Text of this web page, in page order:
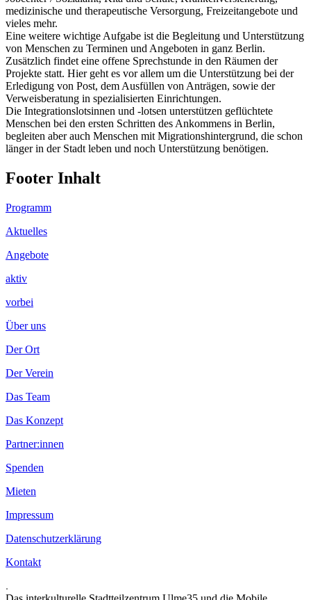
medizinische und therapeutische Versorgung, Freizeitangebote und
vieles mehr.
Eine weitere wichtige Aufgabe ist die Begleitung und Unterstützung
von Menschen zu Terminen und Angeboten in ganz Berlin.
Zusätzlich findet eine offene Sprechstunde in den Räumen der
Projekte statt. Hier geht es vor allem um die Unterstützung bei der
Erledigung von Post, dem Ausfüllen von Anträgen, sowie der
Verweisberatung in spezialisierten Einrichtungen.
Die Integrationslotsinnen und -lotsen unterstützen geflüchtete
Menschen bei den ersten Schritten des Ankommens in Berlin,
begleiten aber auch Menschen mit Migrationshintergrund, die schon
länger in der Stadt leben und noch Unterstützung benötigen.
Footer Inhalt
Programm
Aktuelles
Angebote
aktiv
vorbei
Über uns
Der Ort
Der Verein
Das Team
Das Konzept
Partner:innen
Spenden
Mieten
Impressum
Datenschutzerklärung
Kontakt
.